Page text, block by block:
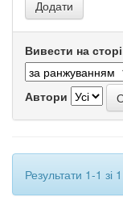
Вивести на
Автори
Результати 1-1